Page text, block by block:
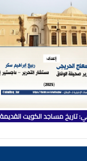
تاريخ مساجد الكويت القديمة